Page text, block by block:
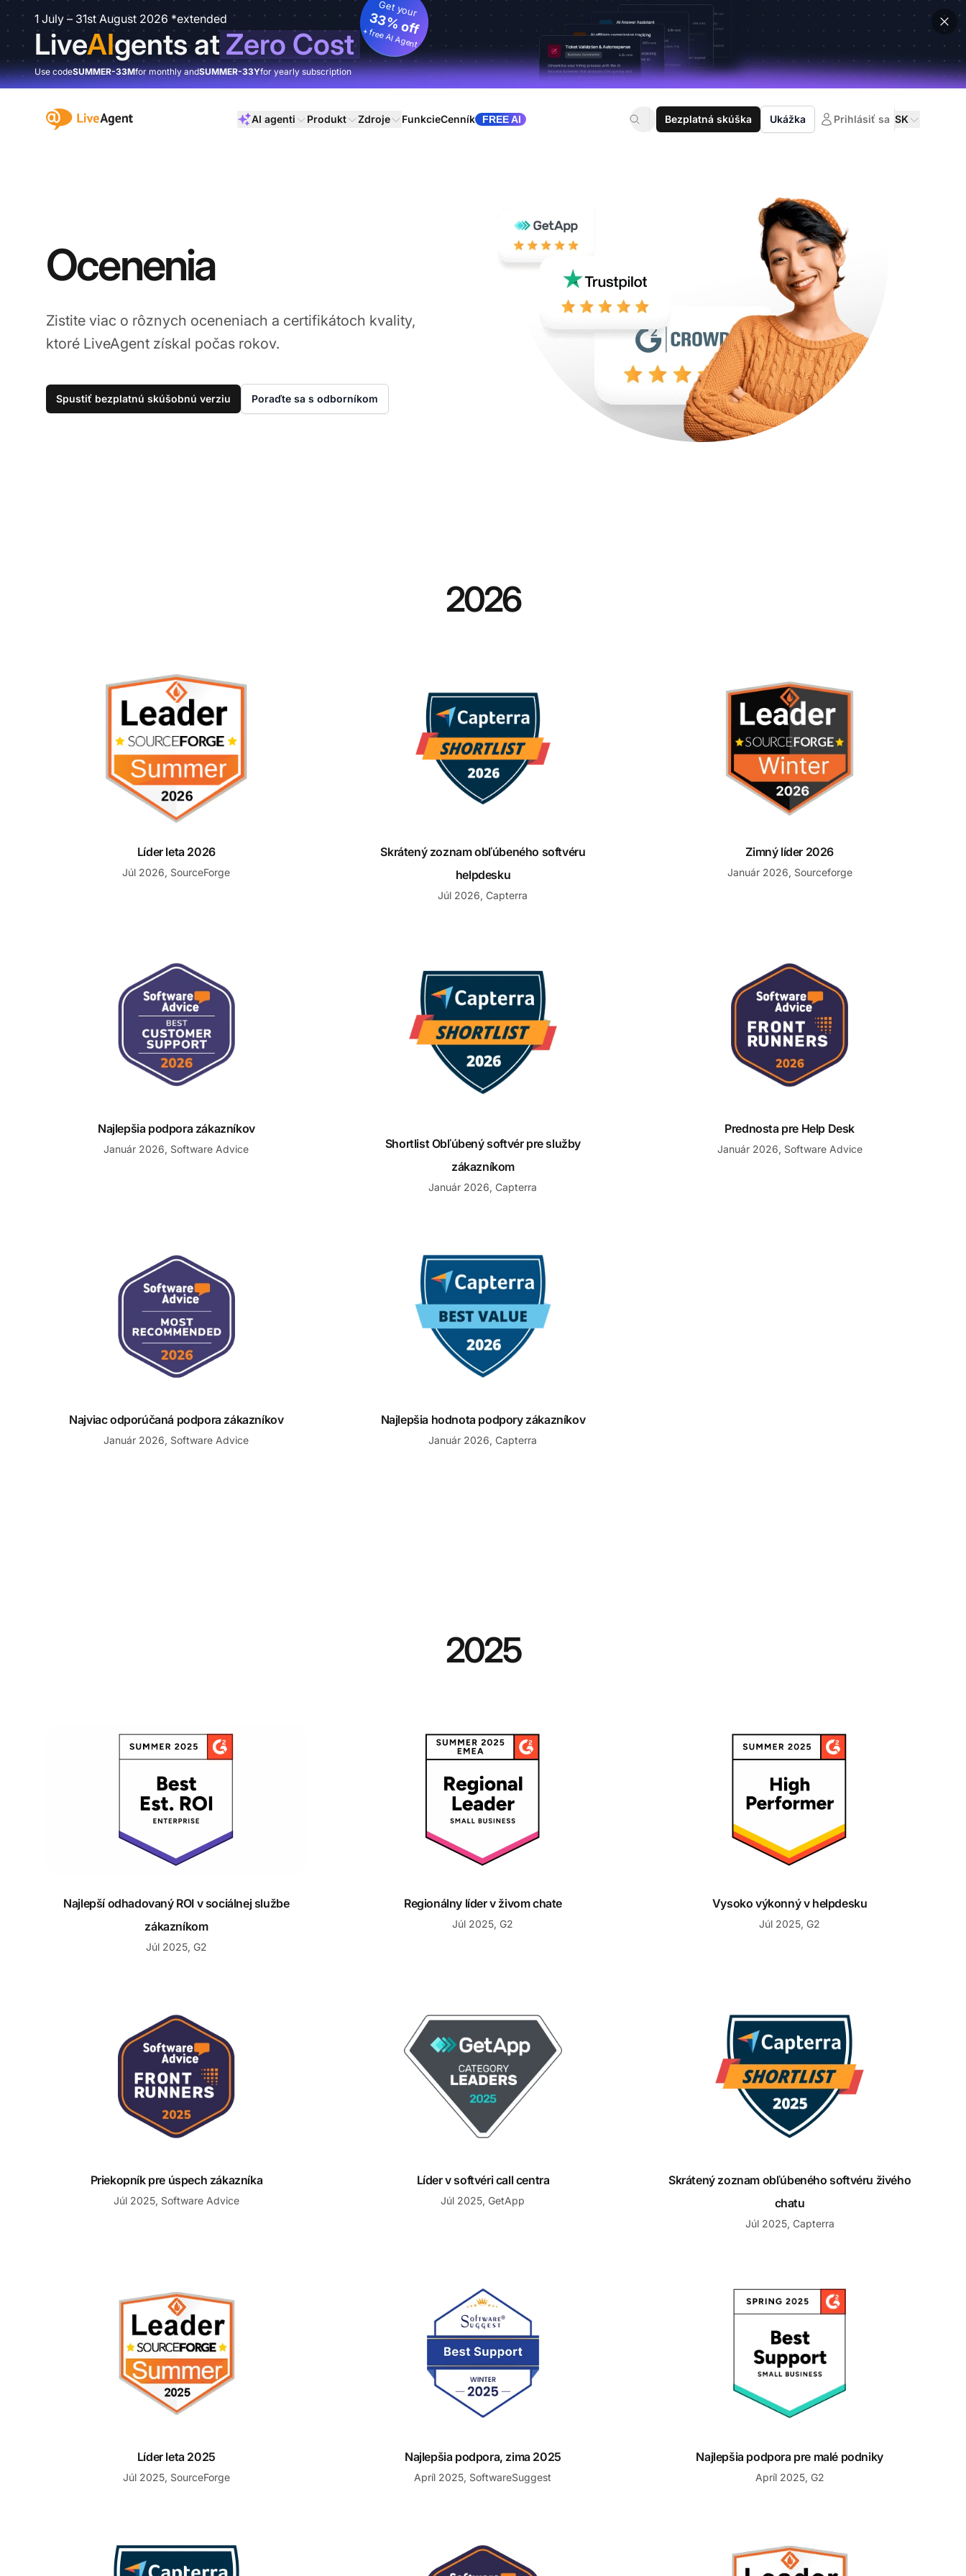
1 July – 31st August 2026 *extended
LiveAIgents atZero Cost
Get your
33% off
+ free AI Agent
Use codeSUMMER-33Mfor monthly andSUMMER-33Yfor yearly subscription
:site.title AI agenti Produkt Zdroje FunkcieCenník FREE AI Bezplatná skúška Ukážka Prihlásiť sa SK
Ocenenia
Zistite viac o rôznych oceneniach a certifikátoch kvality,
ktoré LiveAgent získal počas rokov.
Spustiť bezplatnú skúšobnú verziu Poraďte sa s odborníkom
2026
Líder leta 2026
Líder leta 2026
Júl 2026, SourceForge
Skrátený zoznam obľúbeného softvéru
helpdesku
Júl 2026, Capterra
Zimný líder 2026
Január 2026, Sourceforge
Najlepšia podpora zákazníkov
Január 2026, Software Advice
Shortlist Obľúbený softvér pre služby
zákazníkom
Január 2026, Capterra
Prednosta pre Help Desk
Január 2026, Software Advice
Najviac odporúčaná podpora zákazníkov
Január 2026, Software Advice
Najlepšia hodnota podpory zákazníkov
Január 2026, Capterra
2025
Najlepší odhadovaný ROI v sociálnej službe zákazníkom
Najlepší odhadovaný ROI v sociálnej službe
zákazníkom
Júl 2025, G2
Regionálny líder v živom chate
Regionálny líder v živom chate
Júl 2025, G2
Vysoko výkonný v helpdesku
Vysoko výkonný v helpdesku
Júl 2025, G2
Priekopník pre úspech zákazníka
Júl 2025, Software Advice
Líder v softvéri call centra
Júl 2025, GetApp
Skrátený zoznam obľúbeného softvéru živého
chatu
Júl 2025, Capterra
Líder leta 2025
Júl 2025, SourceForge
Najlepšia podpora, zima 2025
Najlepšia podpora, zima 2025
Apríl 2025, SoftwareSuggest
Najlepšia podpora pre malé podniky
Najlepšia podpora pre malé podniky
Apríl 2025, G2